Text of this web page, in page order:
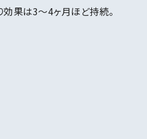
果は3～4ヶ月ほど持続。